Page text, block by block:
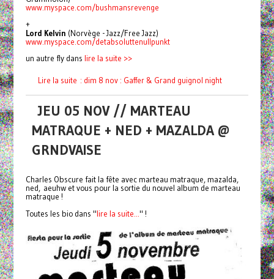
www.myspace.com/bushmansrevenge
+
Lord Kelvin (Norvège - Jazz/Free Jazz)
www.myspace.com/detabsoluttenullpunkt
un autre fly dans lire la suite >>
Lire la suite : dim 8 nov : Gaffer & Grand guignol night
JEU 05 NOV // MARTEAU
MATRAQUE + NED + MAZALDA @
GRNDVAISE
Charles Obscure fait la fête avec marteau matraque, mazalda,
ned, aeuhw et vous pour la sortie du nouvel album de marteau
matraque !
Toutes les bio dans "lire la suite..." !